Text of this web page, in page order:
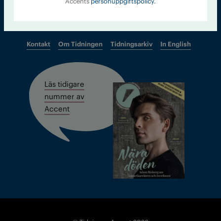
Kontakt Om Tidningen Tidningsarkiv In English
Läs tidigare
nummer av
Accent